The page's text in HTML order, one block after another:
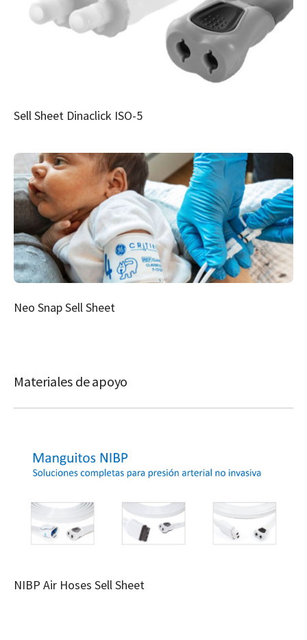
Sell Sheet Dinaclick ISO-5
Neo Snap Sell Sheet
Materiales de apoyo
NIBP Air Hoses Sell Sheet